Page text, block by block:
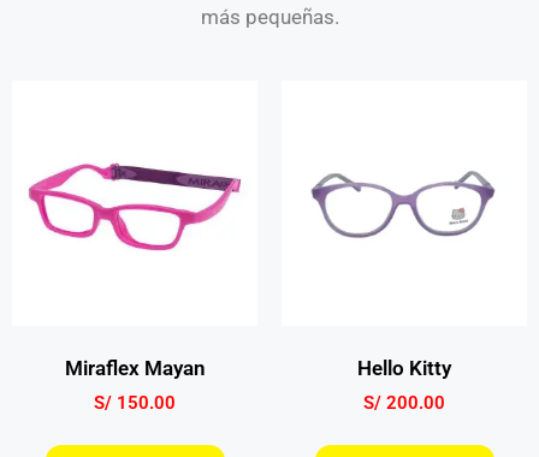
más pequeñas.
Miraflex Mayan
S/ 150.00
Hello Kitty
S/ 200.00